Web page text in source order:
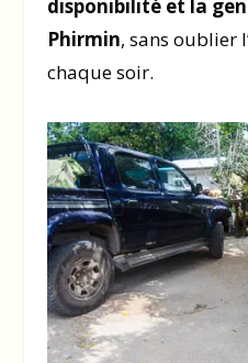
disponibilité et la
Phirmin, sans oublier
chaque soir.